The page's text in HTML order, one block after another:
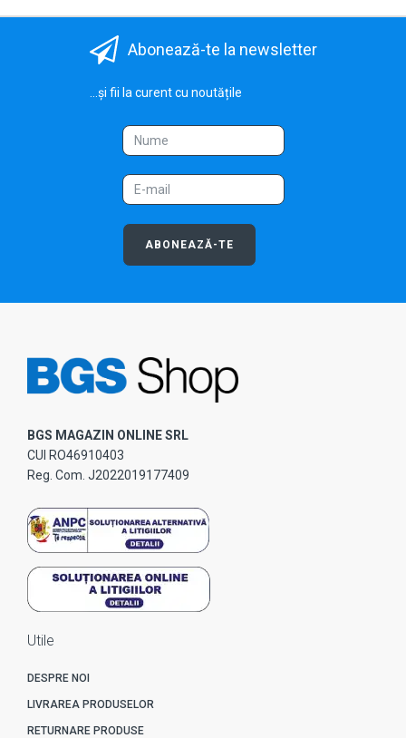
Abonează-te la newsletter
...și fii la curent cu noutățile
ABONEAZĂ-TE
BGS MAGAZIN ONLINE SRL
CUI RO46910403
Reg. Com. J2022019177409
Utile
DESPRE NOI
LIVRAREA PRODUSELOR
RETURNARE PRODUSE